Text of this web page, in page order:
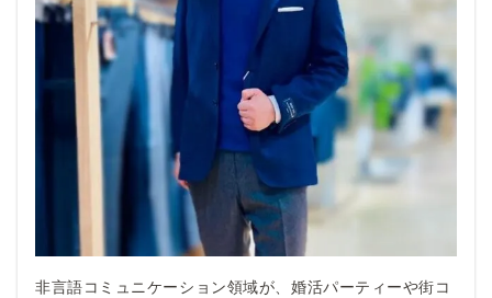
非言語コミュニケーション領域が、婚活パーティーや街コ